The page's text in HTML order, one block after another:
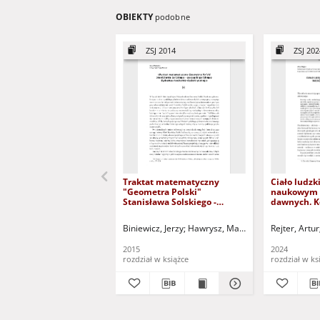
OBIEKTY podobne
ZSJ 2014
Traktat matematyczny
"Geometra Polski"
Stanisława Solskiego -
The Mathematical Treaty
- the beginnings of Polish
scientific discourse
Biniewicz, Jerzy Hawrysz, Magdalena - red. nauk.
2015
rozdział w książce
ZSJ
Ciało
dawnych.
Contexts
Rejter, Artur
2024
rozdział w